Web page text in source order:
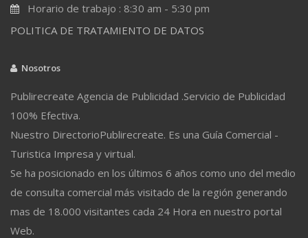
Horario de trabajo : 8:30 am - 5:30 pm
POLITICA DE TRATAMIENTO DE DATOS
Nosotros
Publirecreate Agencia de Publicidad .Servicio de Publicidad
100% Efectiva.
Nuestro DirectorioPublirecreate. Es una Guía Comercial -
Turistica Impresa y virtual.
Se ha posicionado en los últimos 6 años como uno del medio
de consulta comercial más visitado de la región generando
mas de 18.000 visitantes cada 24 Hora en nuestro portal
Web.